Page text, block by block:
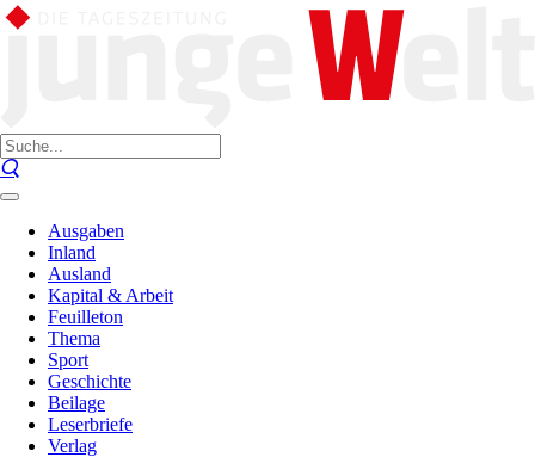
Ausgaben
Inland
Ausland
Kapital & Arbeit
Feuilleton
Thema
Sport
Geschichte
Beilage
Leserbriefe
Verlag